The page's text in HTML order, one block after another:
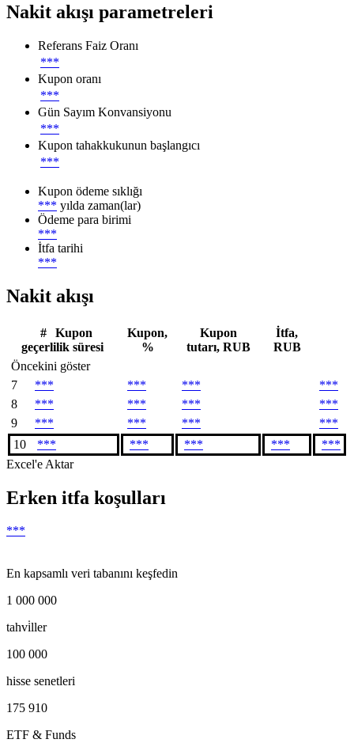
Nakit akışı parametreleri
Referans Faiz Oranı
***
Kupon oranı
***
Gün Sayım Konvansiyonu
***
Kupon tahakkukunun başlangıcı
***
Kupon ödeme sıklığı
*** yılda zaman(lar)
Ödeme para birimi
***
İtfa tarihi
***
Nakit akışı
#
Kupon
geçerlilik süresi
Kupon,
%
Kupon
tutarı, RUB
İtfa,
RUB
Öncekini göster
7
*** *** ***
***
8
*** *** ***
***
9
*** *** ***
***
10
*** *** *** ***
***
Excel'e Aktar
Erken itfa koşulları
***
En kapsamlı veri tabanını keşfedin
1 000 000
tahvi̇ller
100 000
hisse senetleri
175 910
ETF & Funds